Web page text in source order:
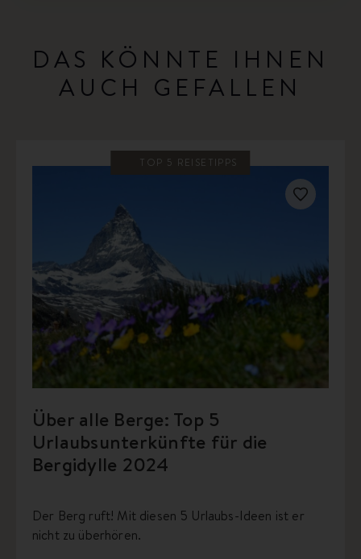
DAS KÖNNTE IHNEN
AUCH GEFALLEN
TOP 5 REISETIPPS
Über alle Berge: Top 5
Urlaubsunterkünfte für die
Bergidylle 2024
Der Berg ruft! Mit diesen 5 Urlaubs-Ideen ist er
nicht zu überhören.